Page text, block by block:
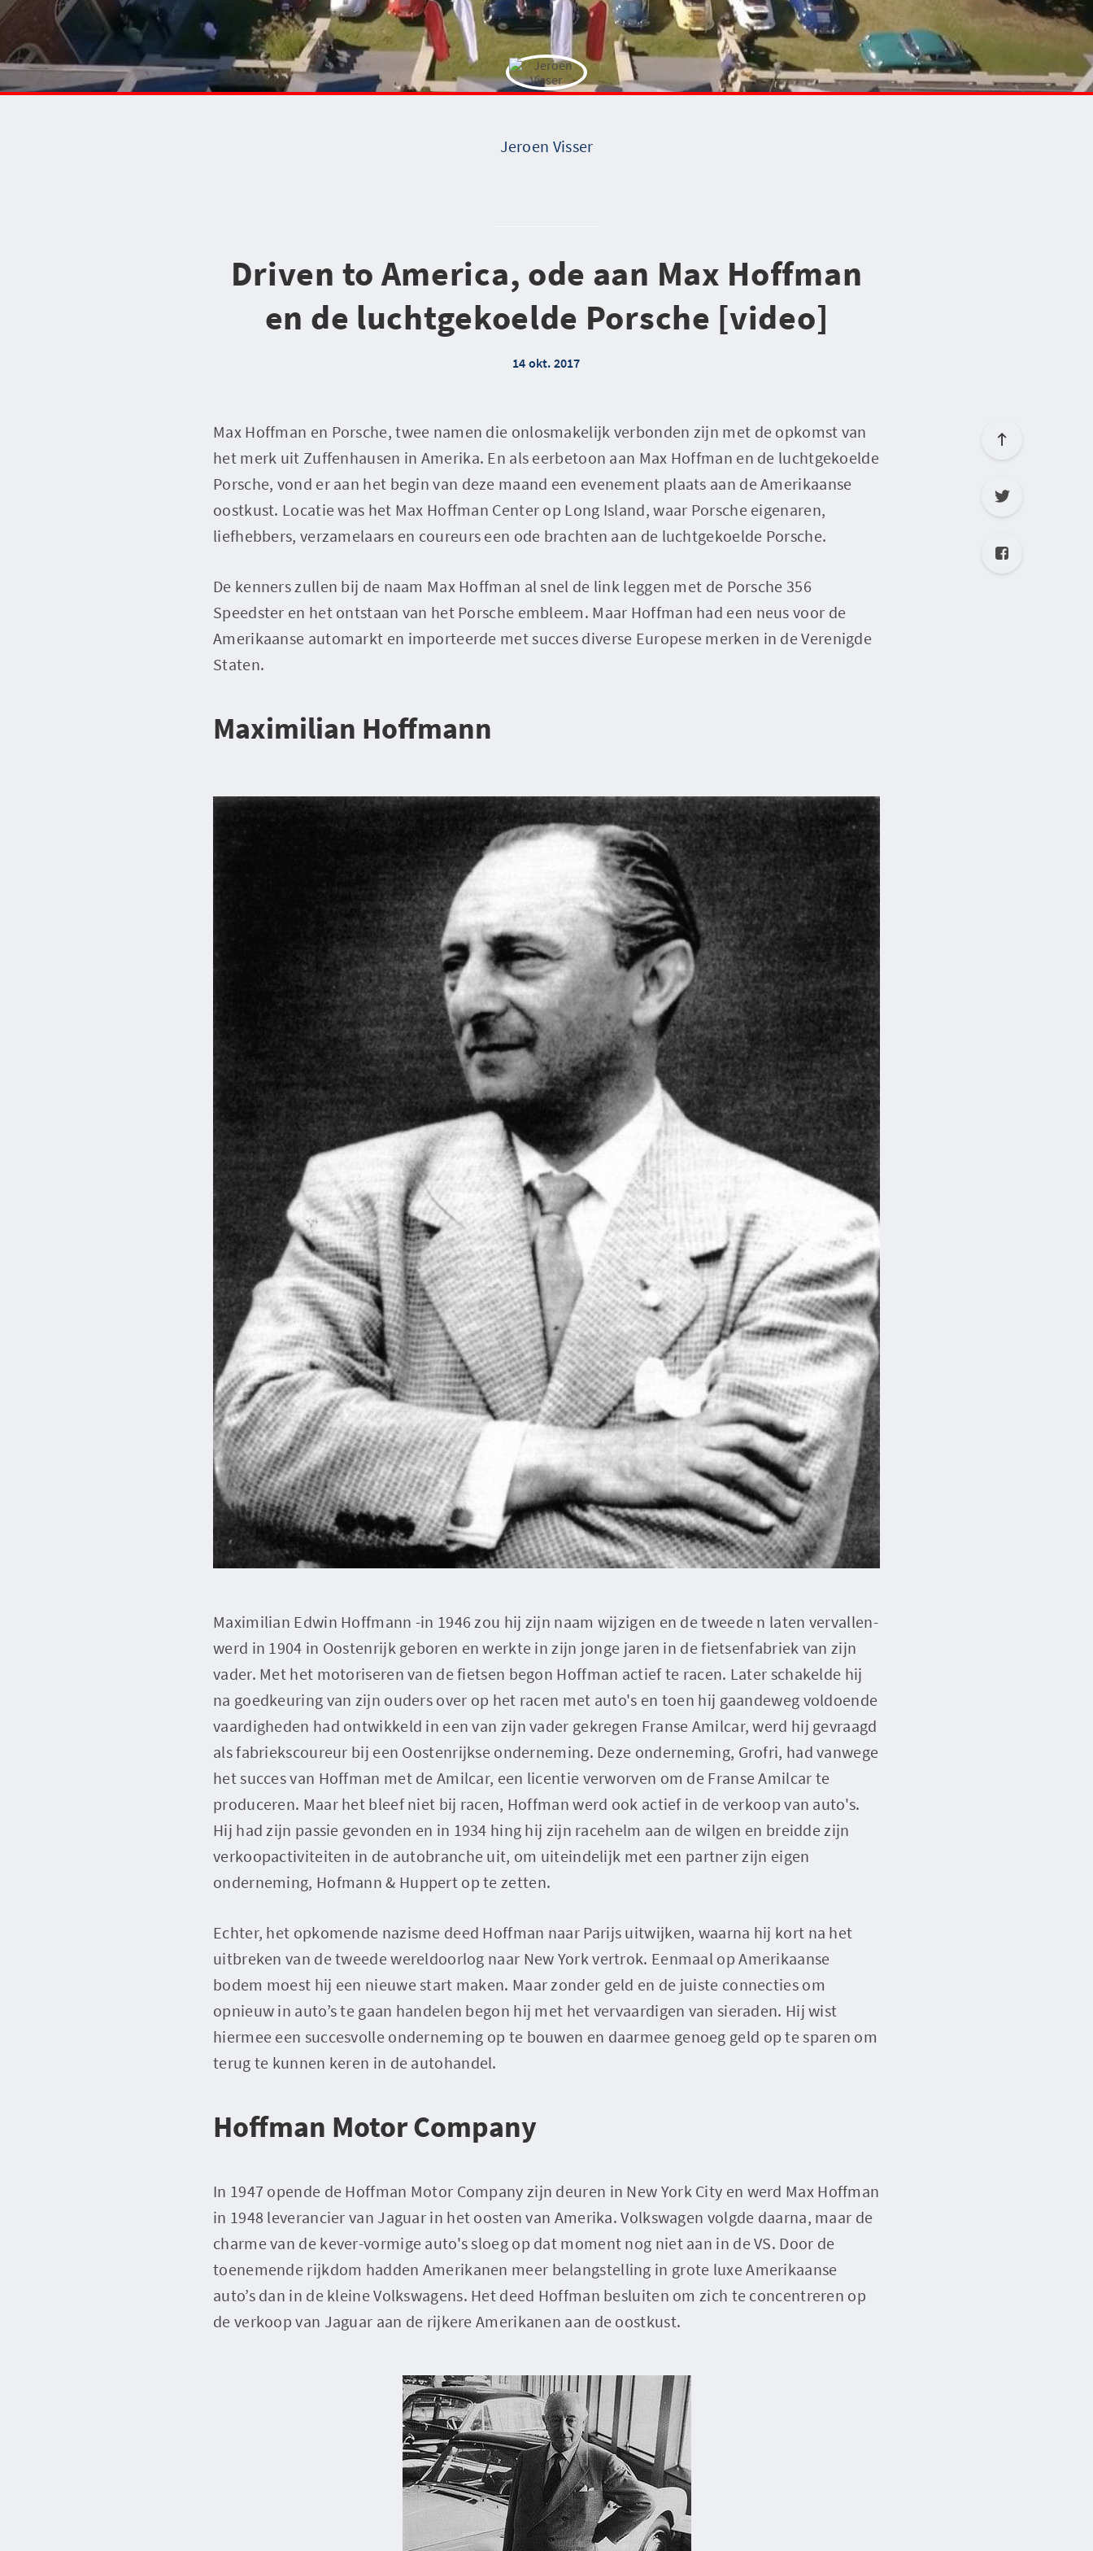
Jeroen Visser
Driven to America, ode aan Max Hoffman
en de luchtgekoelde Porsche [video]
14 okt. 2017
Max Hoffman en Porsche, twee namen die onlosmakelijk verbonden zijn met de opkomst van
het merk uit Zuffenhausen in Amerika. En als eerbetoon aan Max Hoffman en de luchtgekoelde
Porsche, vond er aan het begin van deze maand een evenement plaats aan de Amerikaanse
oostkust. Locatie was het Max Hoffman Center op Long Island, waar Porsche eigenaren,
liefhebbers, verzamelaars en coureurs een ode brachten aan de luchtgekoelde Porsche.
De kenners zullen bij de naam Max Hoffman al snel de link leggen met de Porsche 356
Speedster en het ontstaan van het Porsche embleem. Maar Hoffman had een neus voor de
Amerikaanse automarkt en importeerde met succes diverse Europese merken in de Verenigde
Staten.
Maximilian Hoffmann
Maximilian Edwin Hoffmann -in 1946 zou hij zijn naam wijzigen en de tweede n laten vervallen-
werd in 1904 in Oostenrijk geboren en werkte in zijn jonge jaren in de fietsenfabriek van zijn
vader. Met het motoriseren van de fietsen begon Hoffman actief te racen. Later schakelde hij
na goedkeuring van zijn ouders over op het racen met auto's en toen hij gaandeweg voldoende
vaardigheden had ontwikkeld in een van zijn vader gekregen Franse Amilcar, werd hij gevraagd
als fabriekscoureur bij een Oostenrijkse onderneming. Deze onderneming, Grofri, had vanwege
het succes van Hoffman met de Amilcar, een licentie verworven om de Franse Amilcar te
produceren. Maar het bleef niet bij racen, Hoffman werd ook actief in de verkoop van auto's.
Hij had zijn passie gevonden en in 1934 hing hij zijn racehelm aan de wilgen en breidde zijn
verkoopactiviteiten in de autobranche uit, om uiteindelijk met een partner zijn eigen
onderneming, Hofmann & Huppert op te zetten.
Echter, het opkomende nazisme deed Hoffman naar Parijs uitwijken, waarna hij kort na het
uitbreken van de tweede wereldoorlog naar New York vertrok. Eenmaal op Amerikaanse
bodem moest hij een nieuwe start maken. Maar zonder geld en de juiste connecties om
opnieuw in auto’s te gaan handelen begon hij met het vervaardigen van sieraden. Hij wist
hiermee een succesvolle onderneming op te bouwen en daarmee genoeg geld op te sparen om
terug te kunnen keren in de autohandel.
Hoffman Motor Company
In 1947 opende de Hoffman Motor Company zijn deuren in New York City en werd Max Hoffman
in 1948 leverancier van Jaguar in het oosten van Amerika. Volkswagen volgde daarna, maar de
charme van de kever-vormige auto's sloeg op dat moment nog niet aan in de VS. Door de
toenemende rijkdom hadden Amerikanen meer belangstelling in grote luxe Amerikaanse
auto’s dan in de kleine Volkswagens. Het deed Hoffman besluiten om zich te concentreren op
de verkoop van Jaguar aan de rijkere Amerikanen aan de oostkust.